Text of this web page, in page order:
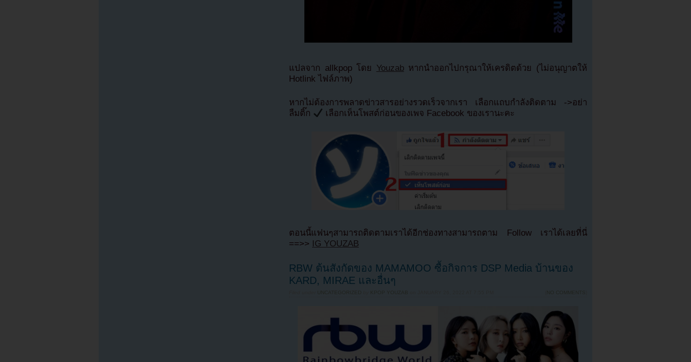
แปลจาก allkpop โดย Youzabหากนำออกไปกรุณาให้เครดิตด้วย (ไม่อนุญาตให้
Hotlink ไฟล์ภาพ)
หากไม่ต้องการพลาดข่าวสารอย่างรวดเร็วจากเรา เลือกแถบกำลังติดตาม ->อย่า
ลืมติ๊ก
เลือกเห็นโพสต์ก่อนของเพจ Facebook ของเรานะคะ
ตอนนี้แฟนๆสามารถติดตามเราได้อีกช่องทางสามารถตาม Follow เราได้เลยที่นี่
==>> IG YOUZAB
RBW ต้นสังกัดของ MAMAMOO ซื้อกิจการ DSP Media บ้านของ
KARD, MIRAE และอื่นๆ
UNCATEGORIZED KPOP YOUZAB NO COMMENTS